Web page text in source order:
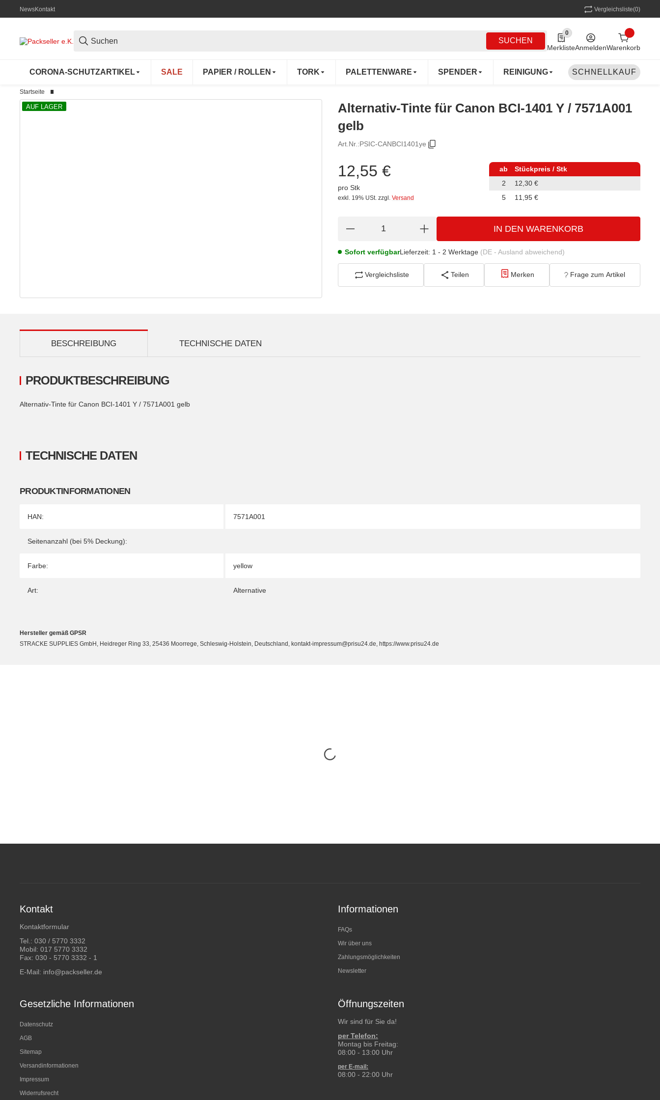
NewsKontakt Vergleichsliste(0)
SUCHEN
0
0 Produkte in der Liste
MerklisteAnmeldenWarenkorb
CORONA-SCHUTZARTIKEL SALE PAPIER / ROLLEN TORK PALETTENWARE SPENDER REINIGUNG MEHRWEG
SCHNELLKAUF
Startseite
AUF LAGER
Alternativ-Tinte für Canon BCI-1401 Y / 7571A001
gelb
Art.Nr.:PSIC-CANBCI1401ye
12,55 €
pro Stk
exkl. 19% USt. zzgl. Versand
ab
Stückpreis / Stk
2
12,30 €
5
11,95 €
IN DEN WARENKORB
Sofort verfügbarLieferzeit: 1 - 2 Werktage (DE - Ausland abweichend)
Vergleichsliste Teilen Merken Frage zum Artikel
TECHNISCHE DATEN
BESCHREIBUNG
TECHNISCHE DATEN
PRODUKTINFORMATIONEN
Produkteigenschaft
Wert
HAN: 7571A001
Seitenanzahl (bei 5% Deckung):
Farbe: yellow
Art: Alternative
PRODUKTBESCHREIBUNG
Alternativ-Tinte für Canon BCI-1401 Y / 7571A001 gelb
Hersteller gemäß GPSR
STRACKE SUPPLIES GmbH, Heidreger Ring 33, 25436 Moorrege, Schleswig-Holstein, Deutschland, kontakt-impressum@prisu24.de, https://www.prisu24.de
Kontakt
Kontaktformular
Tel.: 030 / 5770 3332
Mobil: 017 5770 3332
Fax: 030 - 5770 3332 - 1
E-Mail: info@packseller.de
Informationen
FAQs
Wir über uns
Zahlungsmöglichkeiten
Newsletter
Gesetzliche Informationen
Datenschutz
AGB
Sitemap
Versandinformationen
Impressum
Widerrufsrecht
Öffnungszeiten
Wir sind für Sie da!
per Telefon:
Montag bis Freitag:
08:00 - 13:00 Uhr
per E-mail:
08:00 - 22:00 Uhr